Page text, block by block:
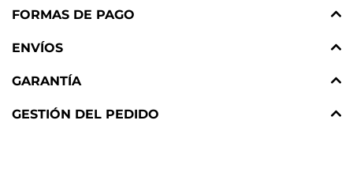
FORMAS DE PAGO
ENVÍOS
GARANTÍA
GESTIÓN DEL PEDIDO